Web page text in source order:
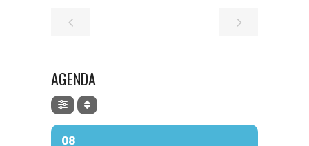
AGENDA
08